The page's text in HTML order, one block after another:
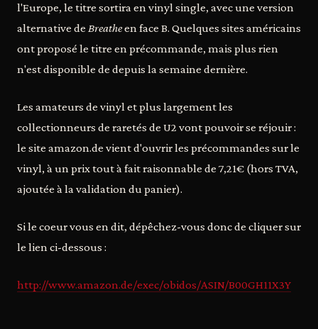
l'Europe, le titre sortira en vinyl single, avec une version
alternative de Breatheen face B. Quelques sites américains
ont proposé le titre en précommande, mais plus rien
n'est disponible de depuis la semaine dernière.
Les amateurs de vinyl et plus largement les
collectionneurs de raretés de U2 vont pouvoir se réjouir :
le site amazon.de vient d'ouvrir les précommandes sur le
vinyl, à un prix tout à fait raisonnable de 7,21€ (hors TVA,
ajoutée à la validation du panier).
Si le coeur vous en dit, dépêchez-vous donc de cliquer sur
le lien ci-dessous :
http://www.amazon.de/exec/obidos/ASIN/B00GH11X3Y